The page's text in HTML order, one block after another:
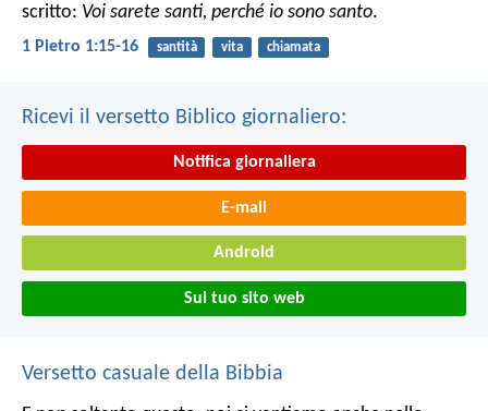
scritto: Voi sarete santi, perché io sono santo.
1 Pietro 1:15-16 santità vita chiamata
Ricevi il versetto Biblico giornaliero:
Notifica giornaliera
E-mail
Android
Sul tuo sito web
Versetto casuale della Bibbia